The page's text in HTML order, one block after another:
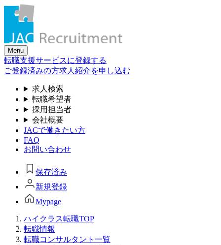
Skip
content
Menu
転職支援サービスに登録する
ご登録済みの方求人紹介を申し込む
求人検索
転職希望者
採用担当者
会社概要
JACで働きたい方
FAQ
お問い合わせ
保存済み
新規登録
Mypage
ハイクラス転職TOP
転職情報
転職コンサルタント一覧